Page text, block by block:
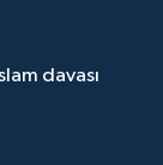
davası